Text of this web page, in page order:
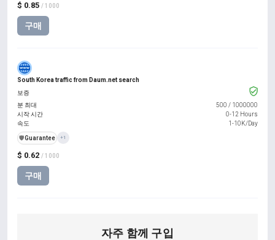
$ 0.85 / 1000
구매
South Korea traffic from Daum.net search
$ 0.62 / 1000
구매
보증
분 최대
500 / 1000000
시작 시간
0-12 Hours
속도
1-10K/Day
️🛡️Guarantee +1
자주 함께 구입